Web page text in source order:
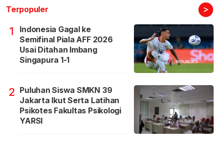
Terpopuler >
1
Indonesia Gagal ke
Semifinal Piala AFF 2026
Usai Ditahan Imbang
Singapura 1-1
2 Puluhan Siswa SMKN 39
Jakarta Ikut Serta Latihan
Psikotes Fakultas Psikologi
YARSI